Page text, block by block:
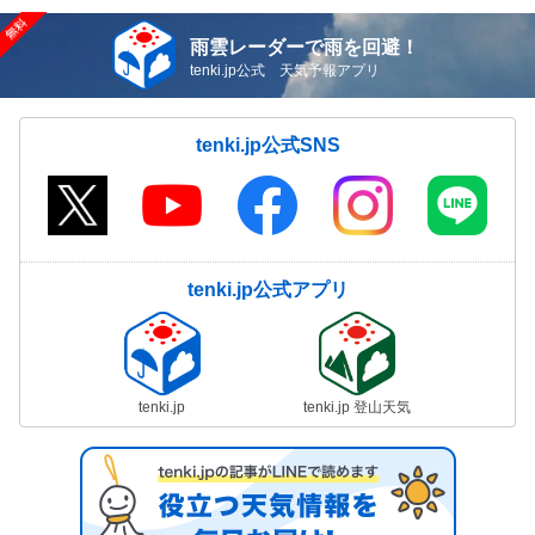
雨雲レーダーで雨を回避！
tenki.jp公式 天気予報アプリ
tenki.jp公式SNS
tenki.jp公式アプリ
tenki.jp tenki.jp 登山天気